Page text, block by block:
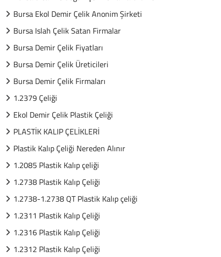
Bursa Ekol Demir Çelik Anonim Şirketi
Bursa Islah Çelik Satan Firmalar
Bursa Demir Çelik Fiyatları
Bursa Demir Çelik Üreticileri
Bursa Demir Çelik Firmaları
1.2379 Çeliği
Ekol Demir Çelik Plastik Çeliği
PLASTİK KALIP ÇELİKLERİ
Plastik Kalıp Çeliği Nereden Alınır
1.2085 Plastik Kalıp çeliği
1.2738 Plastik Kalıp Çeliği
1.2738-1.2738 QT Plastik Kalıp çeliği
1.2311 Plastik Kalıp Çeliği
1.2316 Plastik Kalıp Çeliği
1.2312 Plastik Kalıp Çeliği